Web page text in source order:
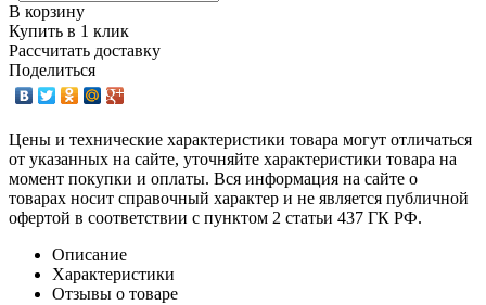
В корзину
Купить в 1 клик
Рассчитать доставку
Поделиться
Цены и технические характеристики товара могут отличаться
от указанных на сайте, уточняйте характеристики товара на
момент покупки и оплаты. Вся информация на сайте о
товарах носит справочный характер и не является публичной
офертой в соответствии с пунктом 2 статьи 437 ГК РФ.
Описание
Характеристики
Отзывы о товаре